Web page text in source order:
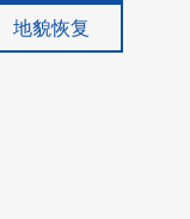
地貌恢复